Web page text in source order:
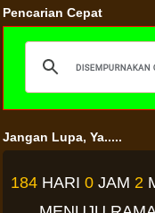
Pencarian Cepat
Jangan Lupa, Ya.....
184 HARI 0 JAM 2